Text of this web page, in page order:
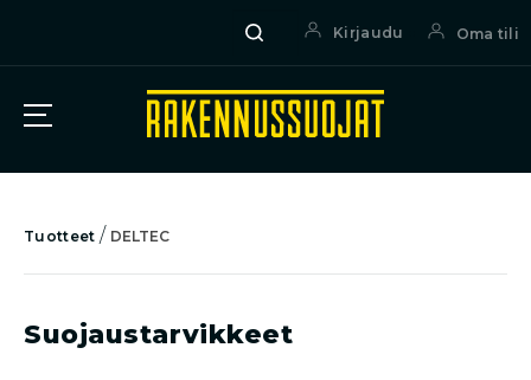
Etsi:
Haku
Kirjaudu Oma tili
Tuotteet / DELTEC
Suojaustarvikkeet